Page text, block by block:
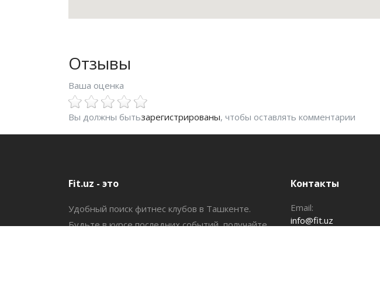
Отзывы
Ваша оценка
Вы должны бытьзарегистрированы, чтобы оставлять комментарии
Fit.uz - это
Удобный поиск фитнес клубов в Ташкенте.
Будьте в курсе последних событий, получайте
Контакты
Email:
info@fit.uz